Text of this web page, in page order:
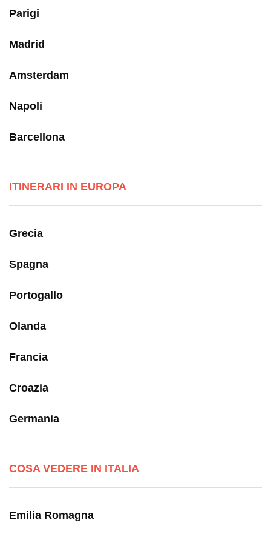
Parigi
Madrid
Amsterdam
Napoli
Barcellona
ITINERARI IN EUROPA
Grecia
Spagna
Portogallo
Olanda
Francia
Croazia
Germania
COSA VEDERE IN ITALIA
Emilia Romagna